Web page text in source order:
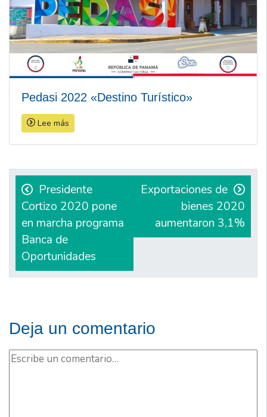
Pedasi 2022 «Destino Turístico»
Lee más
Navegación
de
entradas
Presidente
Cortizo 2020 pone
en marcha programa
Banca de
Oportunidades
Exportaciones de
bienes 2020
aumentaron 3,1%
Deja un comentario